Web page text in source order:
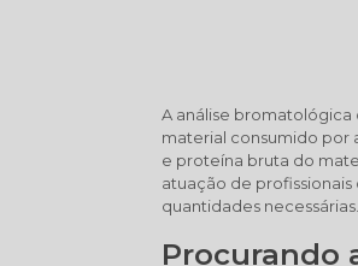
A análise
material consumido por
e proteína bruta do
atuação de
quantidades necessárias.
Procurando